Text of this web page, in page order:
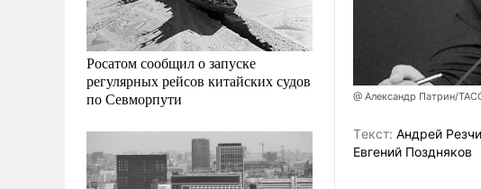
Росатом сообщил о запуске
регулярных рейсов китайских судов
по Севморпути
@ Александр Патрин/
Tекст: Андрей
Евгений Поздняков